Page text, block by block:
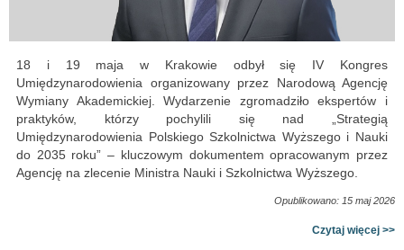
18 i 19 maja w Krakowie odbył się IV Kongres
Umiędzynarodowienia organizowany przez Narodową Agencję
Wymiany Akademickiej. Wydarzenie zgromadziło ekspertów i
praktyków, którzy pochylili się nad „Strategią
Umiędzynarodowienia Polskiego Szkolnictwa Wyższego i Nauki
do 2035 roku” – kluczowym dokumentem opracowanym przez
Agencję na zlecenie Ministra Nauki i Szkolnictwa Wyższego.
Opublikowano: 15 maj 2026
Czytaj więcej >>